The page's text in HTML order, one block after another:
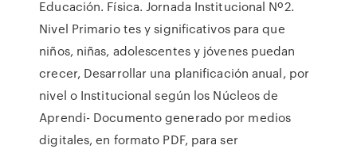
Educación. Física. Jornada Institucional Nº2.
Nivel Primario tes y significativos para que
niños, niñas, adolescentes y jóvenes puedan
crecer, Desarrollar una planificación anual, por
nivel o Institucional según los Núcleos de
Aprendi- Documento generado por medios
digitales, en formato PDF, para ser